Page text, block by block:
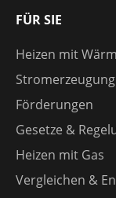
FÜR SIE
Heizen mit
Förderungen
Gesetze &
Heizen mit Gas
Vergleichen &